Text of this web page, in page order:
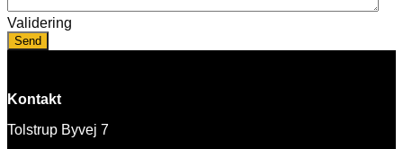
Validering
Kontakt
Tolstrup Byvej 7